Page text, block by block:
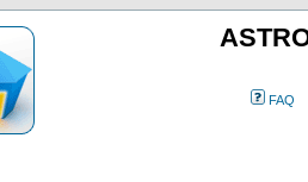
FAQ